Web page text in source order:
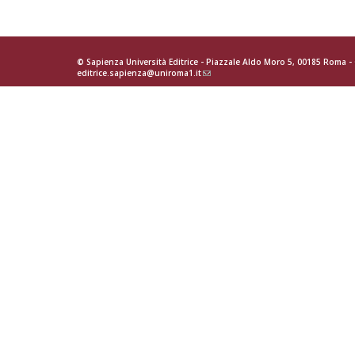
© Sapienza Università Editrice - Piazzale Aldo Moro 5, 00185 Roma -
editrice.sapienza@uniroma1.it(link
sends